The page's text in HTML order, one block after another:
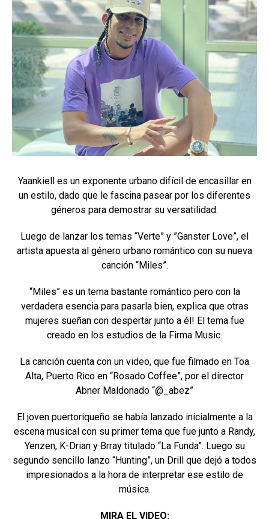
Yaankiell es un exponente urbano difícil de encasillar en
un estilo, dado que le fascina pasear por los diferentes
géneros para demostrar su versatilidad.
Luego de lanzar los temas “Verte” y ”Ganster Love”, el
artista apuesta al género urbano romántico con su nueva
canción “Miles”.
“Miles” es un tema bastante romántico pero con la
verdadera esencia para pasarla bien, explica que otras
mujeres sueñan con despertar junto a él! El tema fue
creado en los estudios de la Firma Music.
La canción cuenta con un video, que fue filmado en Toa
Alta, Puerto Rico en “Rosado Coffee”, por el director
Abner Maldonado “@_abez”
El joven puertoriqueño se había lanzado inicialmente a la
escena musical con su primer tema que fue junto a Randy,
Yenzen, K-Drian y Brray titulado “La Funda”. Luego su
segundo sencillo lanzo “Hunting”, un Drill que dejó a todos
impresionados a la hora de interpretar ese estilo de
música.
MIRA EL VIDEO: